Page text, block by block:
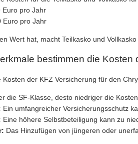
Euro pro Jahr
Euro pro Jahr
Wert hat, macht Teilkasko und
bestimmen die
der KFZ Versicherung für den
die SF-Klasse, desto niedriger die
Ein umfangreicher Versicherungsschutz
Eine höhere Selbstbeteiligung kann zu
Das Hinzufügen von jüngeren oder